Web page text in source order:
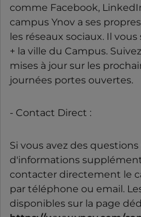
comme Facebook,
campus Ynov a ses
les réseaux sociaux. Il
+ la ville du Campus.
mises à jour sur les
journées portes ouvertes.
- Contact Direct :
Si vous avez des
d'informations
contacter directement le
par téléphone ou email.
disponibles sur la page